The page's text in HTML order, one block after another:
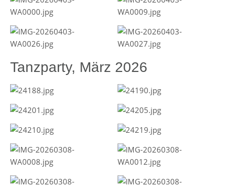
Tanzparty, März 2026